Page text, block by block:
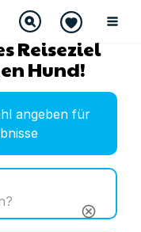
Reiseziel
Hund!
angeben für
cancel